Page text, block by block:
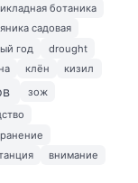
ботаника
садовая
год
drought
клён
кизил
зож
внимание